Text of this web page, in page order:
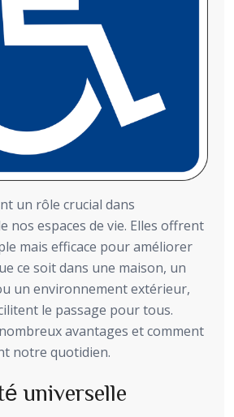
un rôle crucial dans
nos espaces de vie. Elles offrent
mais efficace pour améliorer
ce soit dans une maison, un
un environnement extérieur,
le passage pour tous.
avantages et comment
notre quotidien.
universelle